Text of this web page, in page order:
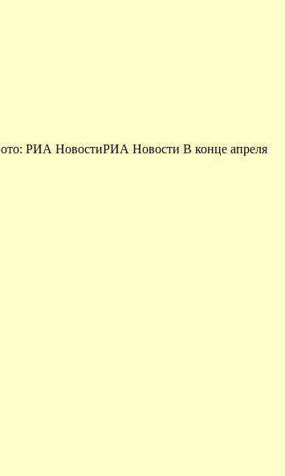
РИА НовостиРИА Новости В конце апреля